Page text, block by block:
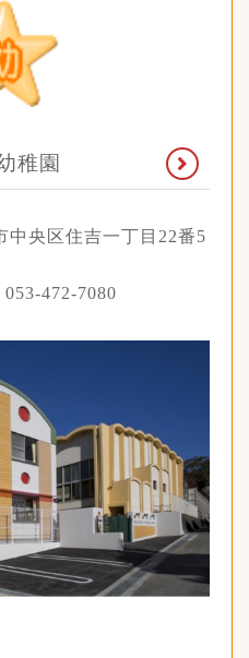
稚園
中央区住吉一丁目22番5
472-7080